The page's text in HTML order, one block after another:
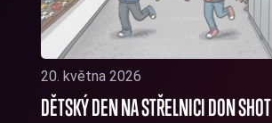
20. května 2026
DĚTSKÝ DEN NA STŘELNICI DON SHOT